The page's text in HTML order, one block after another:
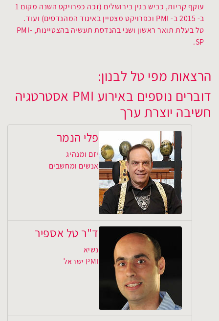
עוקף קריות, כביש בגין בירושלים (זכה כפרויקט השנה מקום 1
ב- 2015 ב- PMI וכפרויקט מצטיין באיגוד המהנדסים) ועוד.
טל בעלת תואר ראשון ושני בהנדסת תעשיה בהצטיינות, PMI-
SP.
הרצאות מפי טל לבנון:
דוברים נוספים באירוע PMI אסטרטגיה
חשיבה יוצרת ערך
פלי הנמר
יזם ומנהיג
אנשים ומחשבים
ד"ר טל אספיר
נשיא
PMI ישראל